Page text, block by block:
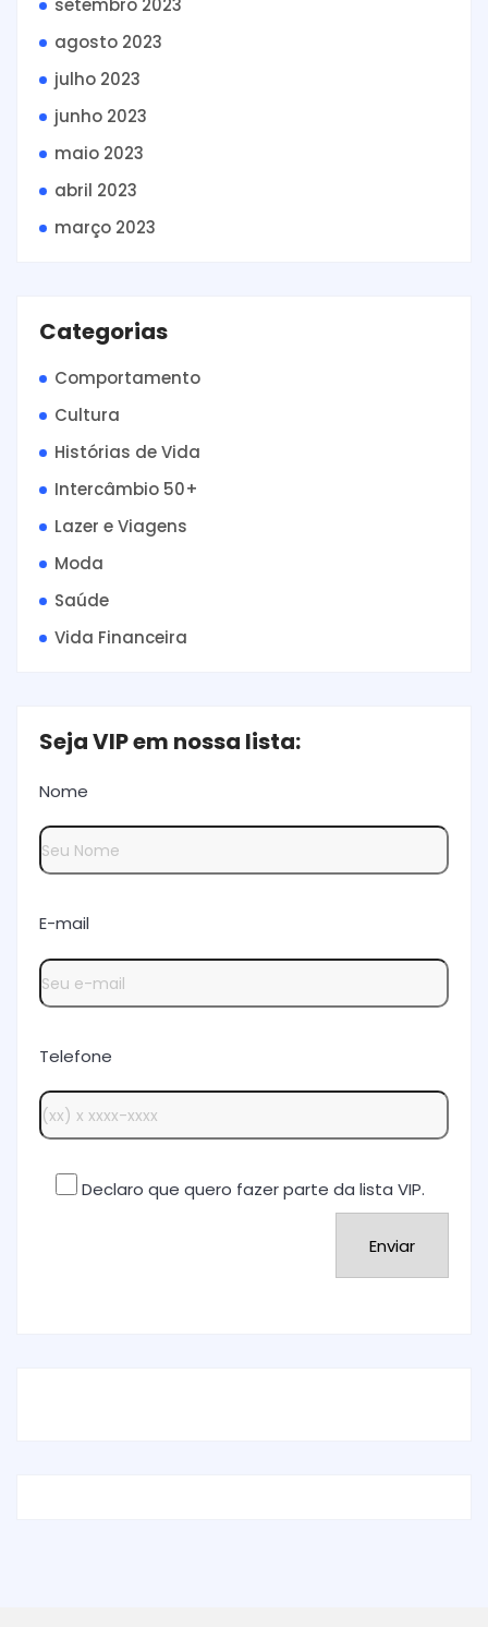
agosto 2023
julho 2023
junho 2023
maio 2023
abril 2023
março 2023
Categorias
Comportamento
Cultura
Histórias de Vida
Intercâmbio 50+
Lazer e Viagens
Moda
Saúde
Vida Financeira
Seja VIP em nossa lista:
Nome
E-mail
Telefone
Declaro que quero fazer parte da lista VIP.